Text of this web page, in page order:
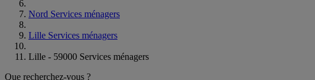
Nord Services ménagers
Lille Services ménagers
Lille - 59000 Services ménagers
Que recherchez-vous ?